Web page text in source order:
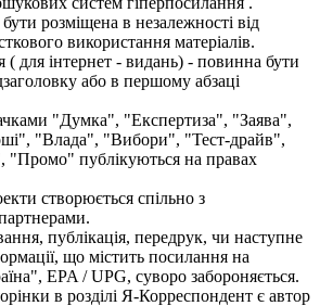
розміщена в незалежності від
використання матеріалів.
( для інтернет - видань) - повинна бути
або в першому абзаці
"Думка", "Експертиза", "Заява",
"Влада", "Вибори", "Тест-драйв",
"Промо" публікуються на правах
створюється спільно з
публікація, передрук, чи наступне
що містить посилання на
EPA / UPG, суворо забороняється.
в розділі Я-Корреспондент є автор